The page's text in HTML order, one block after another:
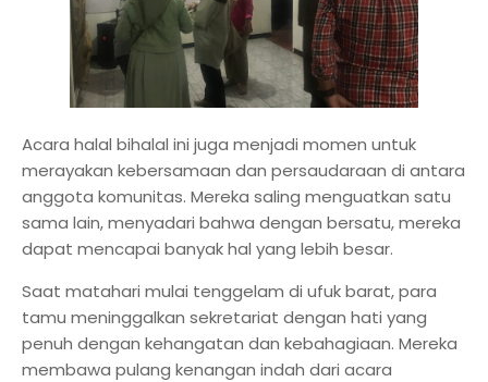
Acara halal bihalal ini juga menjadi momen untuk
merayakan kebersamaan dan persaudaraan di antara
anggota komunitas. Mereka saling menguatkan satu
sama lain, menyadari bahwa dengan bersatu, mereka
dapat mencapai banyak hal yang lebih besar.
Saat matahari mulai tenggelam di ufuk barat, para
tamu meninggalkan sekretariat dengan hati yang
penuh dengan kehangatan dan kebahagiaan. Mereka
membawa pulang kenangan indah dari acara